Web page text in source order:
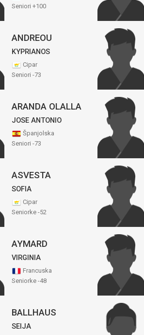
Seniori +100
ANDREOU
KYPRIANOS
Cipar
Seniori -73
ARANDA OLALLA
JOSE ANTONIO
Španjolska
Seniori -73
ASVESTA
SOFIA
Cipar
Seniorke -52
AYMARD
VIRGINIA
Francuska
Seniorke -48
BALLHAUS
SEIJA